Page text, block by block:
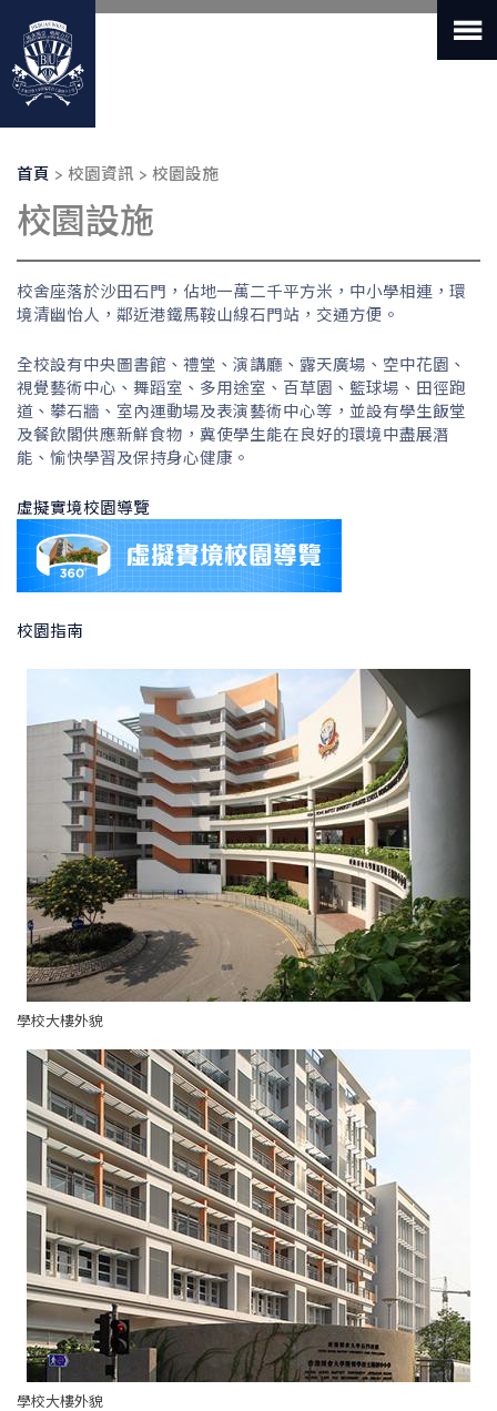
內
導
連
結
首頁 校園資訊 校園設施
校園設施
校舍座落於沙田石門，佔地一萬二千平方米，中小學相連，環
境清幽怡人，鄰近港鐵馬鞍山線石門站，交通方便。
全校設有中央圖書館、禮堂、演講廳、露天廣場、空中花園、
視覺藝術中心、舞蹈室、多用途室、百草園、籃球場、田徑跑
道、攀石牆、室內運動場及表演藝術中心等，並設有學生飯堂
及餐飲閣供應新鮮食物，冀使學生能在良好的環境中盡展潛
能、愉快學習及保持身心健康。
虛擬實境校園導覽
校園指南
學校大樓外貌
學校大樓外貌